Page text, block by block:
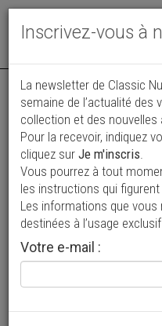
Annonce actualisée le
Chevrolet Corvette
34 500 €
1968 Cabriolet / roadster
Inscrivez-vous à
La newsletter de Classic
semaine de l’actualité des
collection et des nouvelles
Pour la recevoir, indiquez
cliquez sur Je m'inscris.
Vous pourrez à tout
les instructions qui
Les informations que
destinées à l’usage
Votre e-mail :